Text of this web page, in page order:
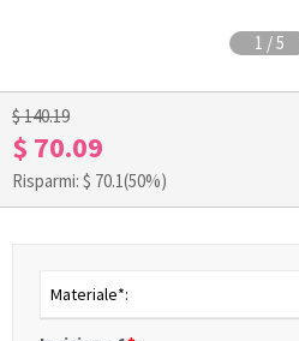
1 /5
$ 140.19
$ 70.09
Risparmi: $ 70.1(50%)
Materiale*: